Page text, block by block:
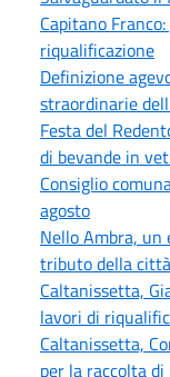
Capitano
riqualificazione
Definizione
straordinarie
Festa del
di bevande in
Consiglio
agosto
Nello Ambra, un
tributo della
Caltanissetta,
lavori di
Caltanissetta,
per la raccolta